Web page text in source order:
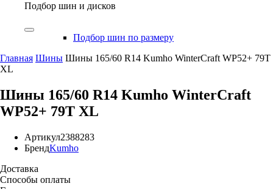
Подбор шин и дисков
Подбор шин по размеру
Главная Шины Шины 165/60 R14 Kumho WinterCraft WP52+ 79T
XL
Шины 165/60 R14 Kumho WinterCraft
WP52+ 79T XL
Артикул2388283
БрендKumho
Доставка
Способы оплаты